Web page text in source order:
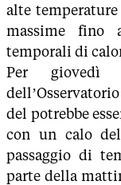
alte
massime fino
temporali di
Per giovedì
del potrebbe
con un calo
passaggio di
parte della